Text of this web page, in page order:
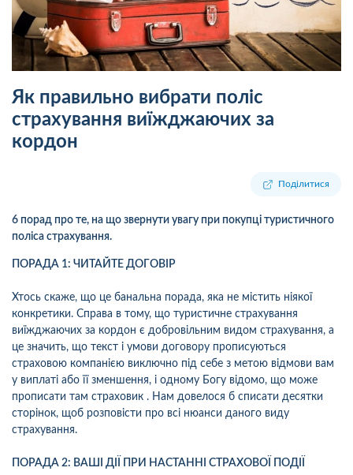
Як правильно вибрати поліс
страхування виїжджаючих за
кордон
Поділитися
6 порад про те, на що звернути увагу при покупці туристичного
поліса страхування.
ПОРАДА 1: ЧИТАЙТЕ ДОГОВІР
Хтось скаже, що це банальна порада, яка не містить ніякої
конкретики. Справа в тому, що туристичне страхування
виїжджаючих за кордон є добровільним видом страхування, а
це значить, що текст і умови договору прописуються
страховою компанією виключно під себе з метою відмови вам
у виплаті або її зменшення, і одному Богу відомо, що може
прописати там страховик . Нам довелося б списати десятки
сторінок, щоб розповісти про всі нюанси даного виду
страхування.
ПОРАДА 2: ВАШІ ДІЇ ПРИ НАСТАННІ СТРАХОВОЇ ПОДІЇ